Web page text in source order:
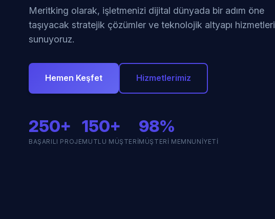
Meritking olarak, işletmenizi dijital dünyada bir adım öne
taşıyacak stratejik çözümler ve teknolojik altyapı hizmetleri
sunuyoruz.
Hemen Keşfet Hizmetlerimiz
250+
BAŞARILI PROJE
150+
MUTLU MÜŞTERI
98%
MÜŞTERI MEMNUNIYETI